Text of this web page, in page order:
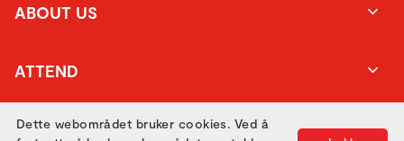
ABOUT US
ATTEND
GET IN TOUCH
Dette webområdet bruker cookies. Ved å